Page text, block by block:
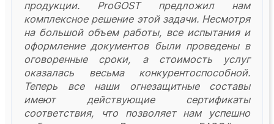
продукции. ProGOST предложил нам
комплексное решение этой задачи. Несмотря
на большой объем работы, все испытания и
оформление документов были проведены в
оговоренные сроки, а стоимость услуг
оказалась весьма конкурентоспособной.
Теперь все наши огнезащитные составы
имеют действующие сертификаты
соответствия, что позволяет нам успешно